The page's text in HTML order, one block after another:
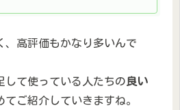
、高評価もかなり多いんで
して使っている人たちの良い
てご紹介していきますね。